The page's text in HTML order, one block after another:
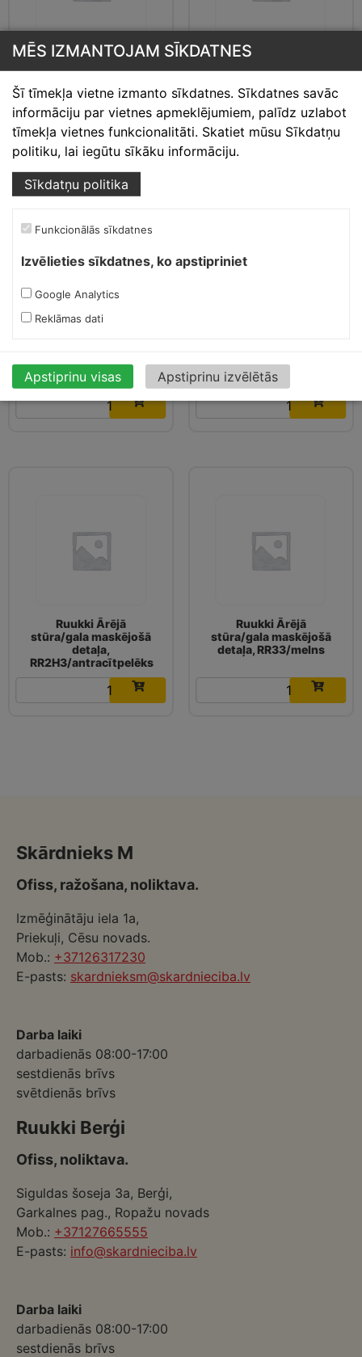
Ruukki Ārējā
stūra/gala maskējošā
RR2H3/antracītpelēks
6.58€
Ruukki Ārējā
stūra/gala maskējošā
6.58€
detaļa, RR22/pelēks
7.26€
detaļa, RR23/tumši
pelēks
7.26€
Ruukki Ārējā
stūra/gala maskējošā
detaļa,
RR2H3/antracītpelēks
€
Ruukki Ārējā
stūra/gala maskējošā
detaļa, RR33/melns
€
Skārdnieks M
Ofiss, ražošana, noliktava.
Izmēģinātāju iela 1a,
Priekuļi, Cēsu novads.
Mob.: +37126317230
E-pasts: skardnieksm@skardnieciba.lv
Darba laiki
darbadienās 08:00-17:00
sestdienās brīvs
svētdienās brīvs
Ruukki Berģi
Ofiss, noliktava.
Siguldas šoseja 3a, Berģi,
Garkalnes pag., Ropažu novads
Mob.: +37127665555
E-pasts: info@skardnieciba.lv
Darba laiki
darbadienās 08:00-17:00
sestdienās brīvs
MĒS IZMANTOJAM SĪKDATNES
Šī tīmekļa vietne izmanto sīkdatnes. Sīkdatnes savāc
informāciju par vietnes apmeklējumiem, palīdz uzlabot
tīmekļa vietnes funkcionalitāti. Skatiet mūsu Sīkdatņu
politiku, lai iegūtu sīkāku informāciju.
Sīkdatņu politika
Funkcionālās sīkdatnes
Izvēlieties sīkdatnes, ko apstipriniet
Google Analytics
Reklāmas dati
Apstiprinu visas Apstiprinu izvēlētās